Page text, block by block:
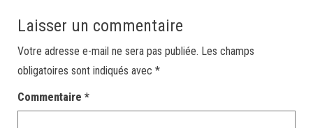
Laisser un commentaire
Votre adresse e-mail ne sera pas publiée. Les champs
obligatoires sont indiqués avec *
Commentaire *